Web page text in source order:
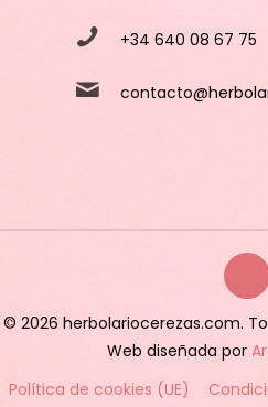
+34 640 08 67 75
© 2026 herbolariocerezas.com.
Web diseñada por
Política de cookies (UE)